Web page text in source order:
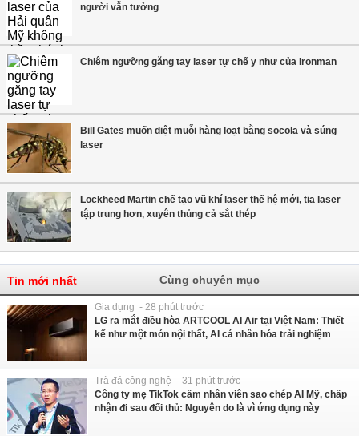
người vẫn tưởng
Chiêm ngưỡng găng tay laser tự chế y như của Ironman
Bill Gates muốn diệt muỗi hàng loạt bằng socola và súng
laser
Lockheed Martin chế tạo vũ khí laser thế hệ mới, tia laser
tập trung hơn, xuyên thủng cả sắt thép
Tin mới nhất Cùng chuyên mục
Gia dụng - 28 phút trước
LG ra mắt điều hòa ARTCOOL AI Air tại Việt Nam: Thiết
kế như một món nội thất, AI cá nhân hóa trải nghiệm
Trà đá công nghệ - 31 phút trước
Công ty mẹ TikTok cấm nhân viên sao chép AI Mỹ, chấp
nhận đi sau đối thủ: Nguyên do là vì ứng dụng này